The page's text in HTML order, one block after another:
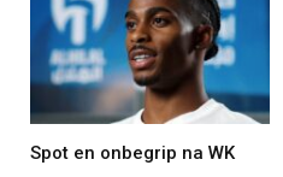
Spot en onbegrip na WK